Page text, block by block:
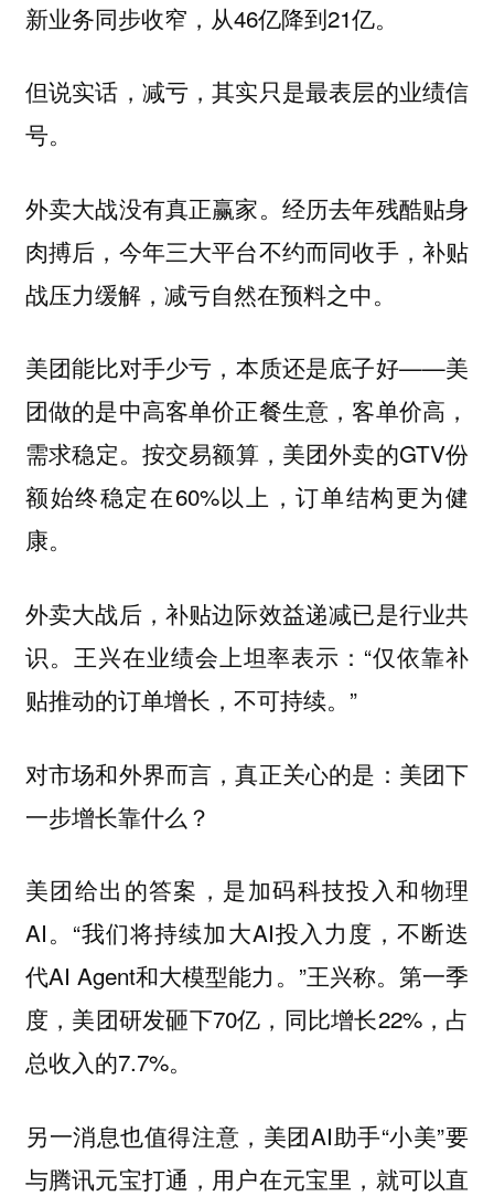
新业务同步收窄，从46亿降到21亿。
但说实话，减亏，其实只是最表层的业绩信
号。
外卖大战没有真正赢家。经历去年残酷贴身
肉搏后，今年三大平台不约而同收手，补贴
战压力缓解，减亏自然在预料之中。
美团能比对手少亏，本质还是底子好——美
团做的是中高客单价正餐生意，客单价高，
需求稳定。按交易额算，美团外卖的GTV份
额始终稳定在60%以上，订单结构更为健
康。
外卖大战后，补贴边际效益递减已是行业共
识。王兴在业绩会上坦率表示：“仅依靠补
贴推动的订单增长，不可持续。”
对市场和外界而言，真正关心的是：美团下
一步增长靠什么？
美团给出的答案，是加码科技投入和物理
AI。“我们将持续加大AI投入力度，不断迭
代AI Agent和大模型能力。”王兴称。第一季
度，美团研发砸下70亿，同比增长22%，占
总收入的7.7%。
另一消息也值得注意，美团AI助手“小美”要
与腾讯元宝打通，用户在元宝里，就可以直